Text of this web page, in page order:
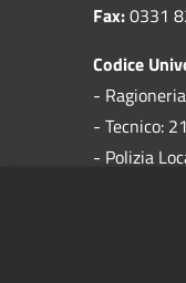
Fax:0331
Codice
-
- Tecnico:
- Polizia